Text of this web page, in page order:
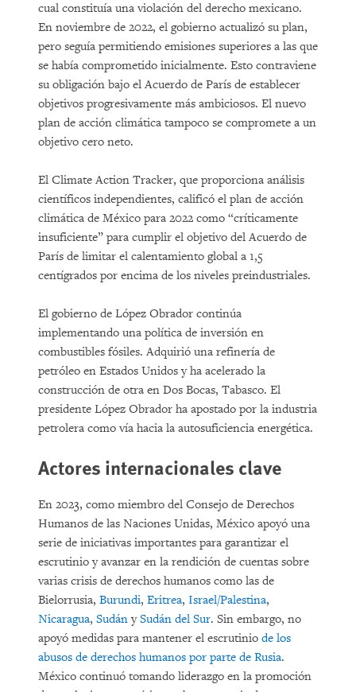
cual constituía una violación del derecho mexicano.
En noviembre de 2022, el gobierno actualizó su plan,
pero seguía permitiendo emisiones superiores a las que
se había comprometido inicialmente. Esto contraviene
su obligación bajo el Acuerdo de París de establecer
objetivos progresivamente más ambiciosos. El nuevo
plan de acción climática tampoco se compromete a un
objetivo cero neto.
El Climate Action Tracker, que proporciona análisis
científicos independientes, calificó el plan de acción
climática de México para 2022 como “críticamente
insuficiente” para cumplir el objetivo del Acuerdo de
París de limitar el calentamiento global a 1,5
centígrados por encima de los niveles preindustriales.
El gobierno de López Obrador continúa
implementando una política de inversión en
combustibles fósiles. Adquirió una refinería de
petróleo en Estados Unidos y ha acelerado la
construcción de otra en Dos Bocas, Tabasco. El
presidente López Obrador ha apostado por la industria
petrolera como vía hacia la autosuficiencia energética.
Actores internacionales clave
En 2023, como miembro del Consejo de Derechos
Humanos de las Naciones Unidas, México apoyó una
serie de iniciativas importantes para garantizar el
escrutinio y avanzar en la rendición de cuentas sobre
varias crisis de derechos humanos como las de
Bielorrusia, Burundi, Eritrea, Israel/Palestina,
Nicaragua, SudánySudán del Sur. Sin embargo, no
apoyó medidas para mantener el escrutinio de los
abusos de derechos humanos por parte de Rusia.
México continuó tomando liderazgo en la promoción